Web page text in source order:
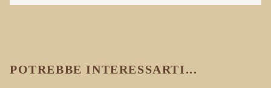
POTREBBE INTERESSARTI...